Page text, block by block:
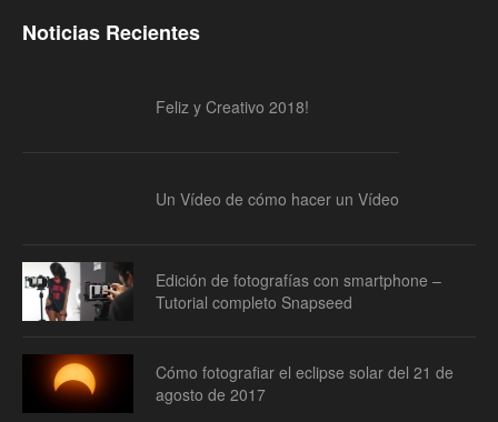
Noticias Recientes
Feliz y Creativo 2018!
Un Vídeo de cómo hacer un Vídeo
Edición de fotografías con smartphone –
Tutorial completo Snapseed
Cómo fotografiar el eclipse solar del 21 de
agosto de 2017